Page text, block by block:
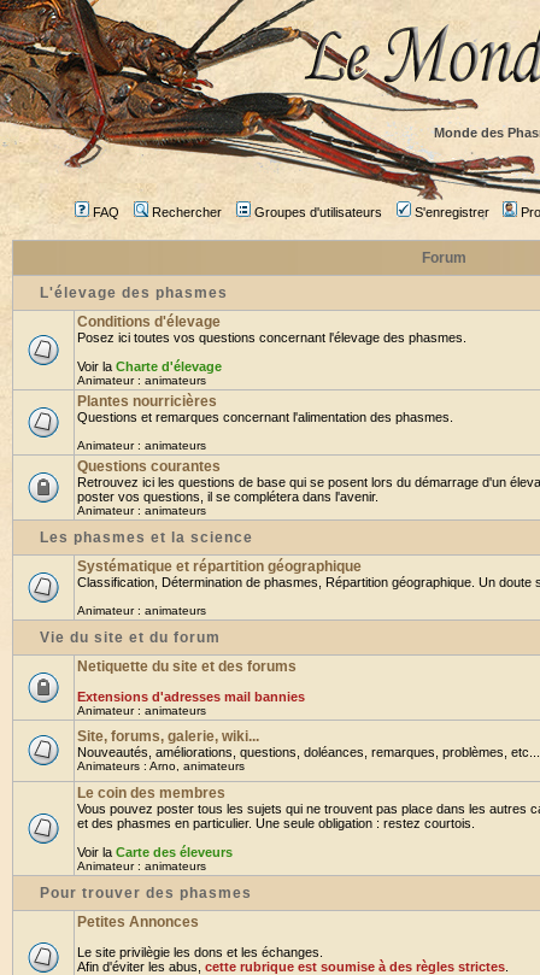
Monde des
FAQ Rechercher Groupes d'utilisateurs S'enregistrer
Forum
L'élevage des phasmes
Conditions d'élevage
Posez ici toutes vos questions concernant l'élevage des phasmes.
Voir la Charte d'élevage
Animateur : animateurs
Plantes nourricières
Questions et remarques concernant l'alimentation des phasmes.
Animateur : animateurs
Questions courantes
Retrouvez ici les questions de base qui se posent lors du démarrage d'un
poster vos questions, il se complétera dans l'avenir.
Animateur : animateurs
Les phasmes et la science
Systématique et répartition géographique
Classification, Détermination de phasmes, Répartition géographique. Un doute
Animateur : animateurs
Vie du site et du forum
Netiquette du site et des forums
Extensions d'adresses mail bannies
Animateur : animateurs
Site, forums, galerie, wiki...
Nouveautés, améliorations, questions, doléances, remarques, problèmes,
Animateurs : Arno animateurs
Le coin des membres
Vous pouvez poster tous les sujets qui ne trouvent pas place dans les autres
et des phasmes en particulier. Une seule obligation : restez courtois.
Voir la Carte des éleveurs
Animateur : animateurs
Pour trouver des phasmes
Petites Annonces
Le site privilègie les dons et les échanges.
Afin d'éviter les abus, cette rubrique est soumise à des règles strictes